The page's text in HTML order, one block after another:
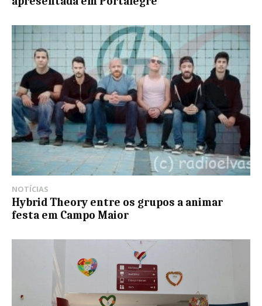
NOTÍCIAS
Hybrid Theory entre os grupos a animar
festa em Campo Maior